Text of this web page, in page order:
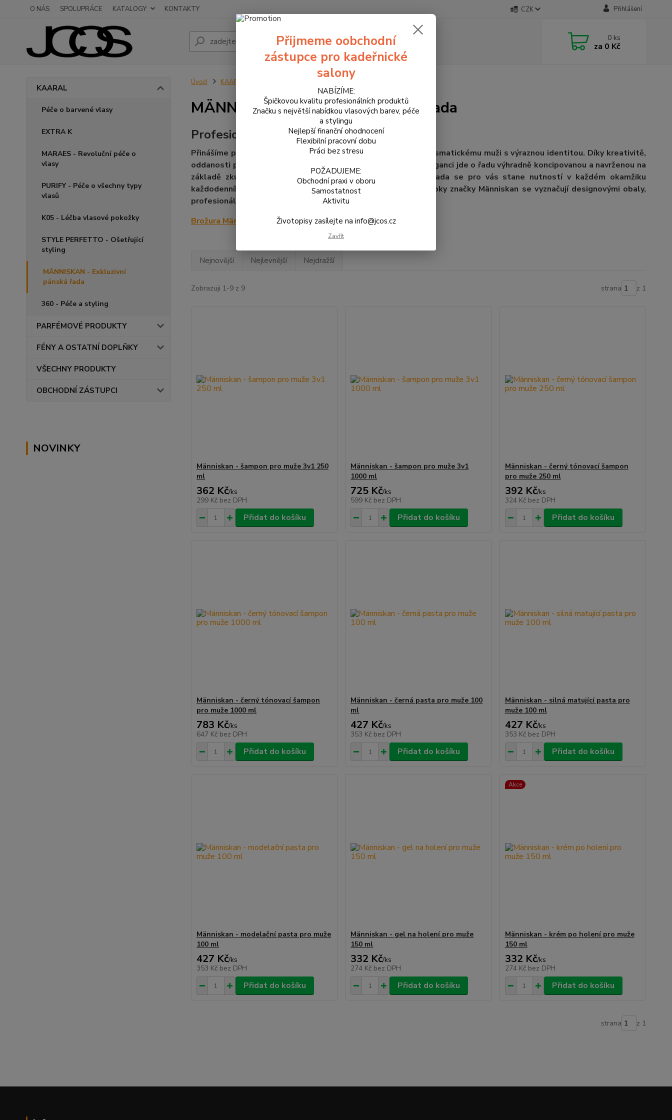
O NÁS SPOLUPRÁCE KATALOGY KONTAKTY CZK Přihlášení
Hledat 0 ks
za 0 Kč
KAARAL
Péče o barvené vlasy
EXTRA K
MARAES - Revoluční péče o
vlasy
PURIFY - Péče o všechny typy
vlasů
K05 - Léčba vlasové pokožky
STYLE PERFETTO - Ošetřující
styling
MÄNNISKAN - Exkluzivní
pánská řada
360 - Péče a styling
PARFÉMOVÉ PRODUKTY
FÉNY A OSTATNÍ DOPLŇKY
VŠECHNY PRODUKTY
OBCHODNÍ ZÁSTUPCI
NOVINKY
Úvod KAARAL MÄNNISKAN - Exkluzivní pánská řada
MÄNNISKAN - Exkluzivní pánská řada
Profesionální řada pro muže
Přinášíme profesionální řadu pro péči o vzhled věnovanou charismatickému muži s výraznou identitou. Díky kreativitě,
oddanosti péči, maximální pozornosti pro detail a italskou eleganci jde o řadu výhradně koncipovanou a navrženou na
základě zkušenosti muže a jeho potřeb - tato kompletní řada se pro vás stane nutností v každém okamžiku
každodenního rituálu péče o tělo, vlasy i vousy. Všechny výrobky značky Människan se vyznačují designovými obaly,
profesionálním složením a skvělými vlastnostmi.
Brožura Människan
Nejnovější Nejlevnější Nejdražší
Zobrazuji 1-9 z 9 strana z 1
Människan - šampon pro muže 3v1 250
ml
362 Kč/ks
299 Kč bez DPH
Přidat do košíku
Människan - šampon pro muže 3v1
1000 ml
725 Kč/ks
599 Kč bez DPH
Přidat do košíku
Människan - černý tónovací šampon
pro muže 250 ml
392 Kč/ks
324 Kč bez DPH
Přidat do košíku
Människan - černý tónovací šampon
pro muže 1000 ml
783 Kč/ks
647 Kč bez DPH
Přidat do košíku
Människan - černá pasta pro muže 100
ml
427 Kč/ks
353 Kč bez DPH
Přidat do košíku
Människan - silná matující pasta pro
muže 100 ml
427 Kč/ks
353 Kč bez DPH
Přidat do košíku
Människan - modelační pasta pro muže
100 ml
427 Kč/ks
353 Kč bez DPH
Přidat do košíku
Människan - gel na holení pro muže
150 ml
332 Kč/ks
274 Kč bez DPH
Přidat do košíku
Akce
Människan - krém po holení pro muže
150 ml
332 Kč/ks
274 Kč bez DPH
Přidat do košíku
strana z 1
Přijmeme oobchodní
zástupce pro kadeřnické
salony
NABÍZÍME:
Špičkovou kvalitu profesionálních produktů
Značku s největší nabídkou vlasových barev, péče
a stylingu
Nejlepší finanční ohodnocení
Flexibilní pracovní dobu
Práci bez stresu
POŽADUJEME:
Obchodní praxi v oboru
Samostatnost
Aktivitu
Životopisy zasílejte na info@jcos.cz
Zavřít